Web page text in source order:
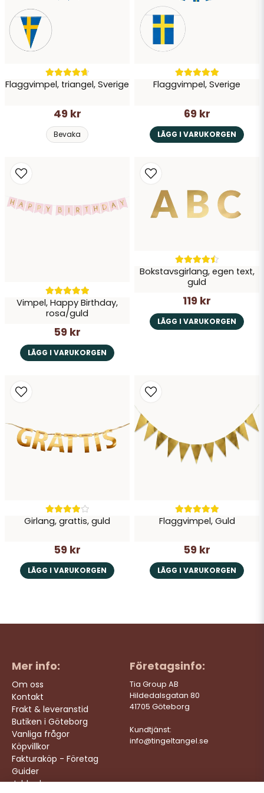
Skicka fråga
Flaggvimpel, triangel, Sverige
49 kr
Bevaka
Flaggvimpel, Sverige
69 kr
LÄGG I VARUKORGEN
Vimpel, Happy Birthday,
rosa/guld
59 kr
LÄGG I VARUKORGEN
Bokstavsgirlang, egen text,
guld
119 kr
LÄGG I VARUKORGEN
Girlang, grattis, guld
59 kr
LÄGG I VARUKORGEN
Flaggvimpel, Guld
59 kr
LÄGG I VARUKORGEN
Mer info:
Om oss
Kontakt
Frakt & leveranstid
Butiken i Göteborg
Vanliga frågor
Köpvillkor
Fakturaköp - Företag
Guider
Jobba hos oss
Företagsinfo:
Tia Group AB
Hildedalsgatan 80
41705 Göteborg
Kundtjänst:
info@tingeltangel.se